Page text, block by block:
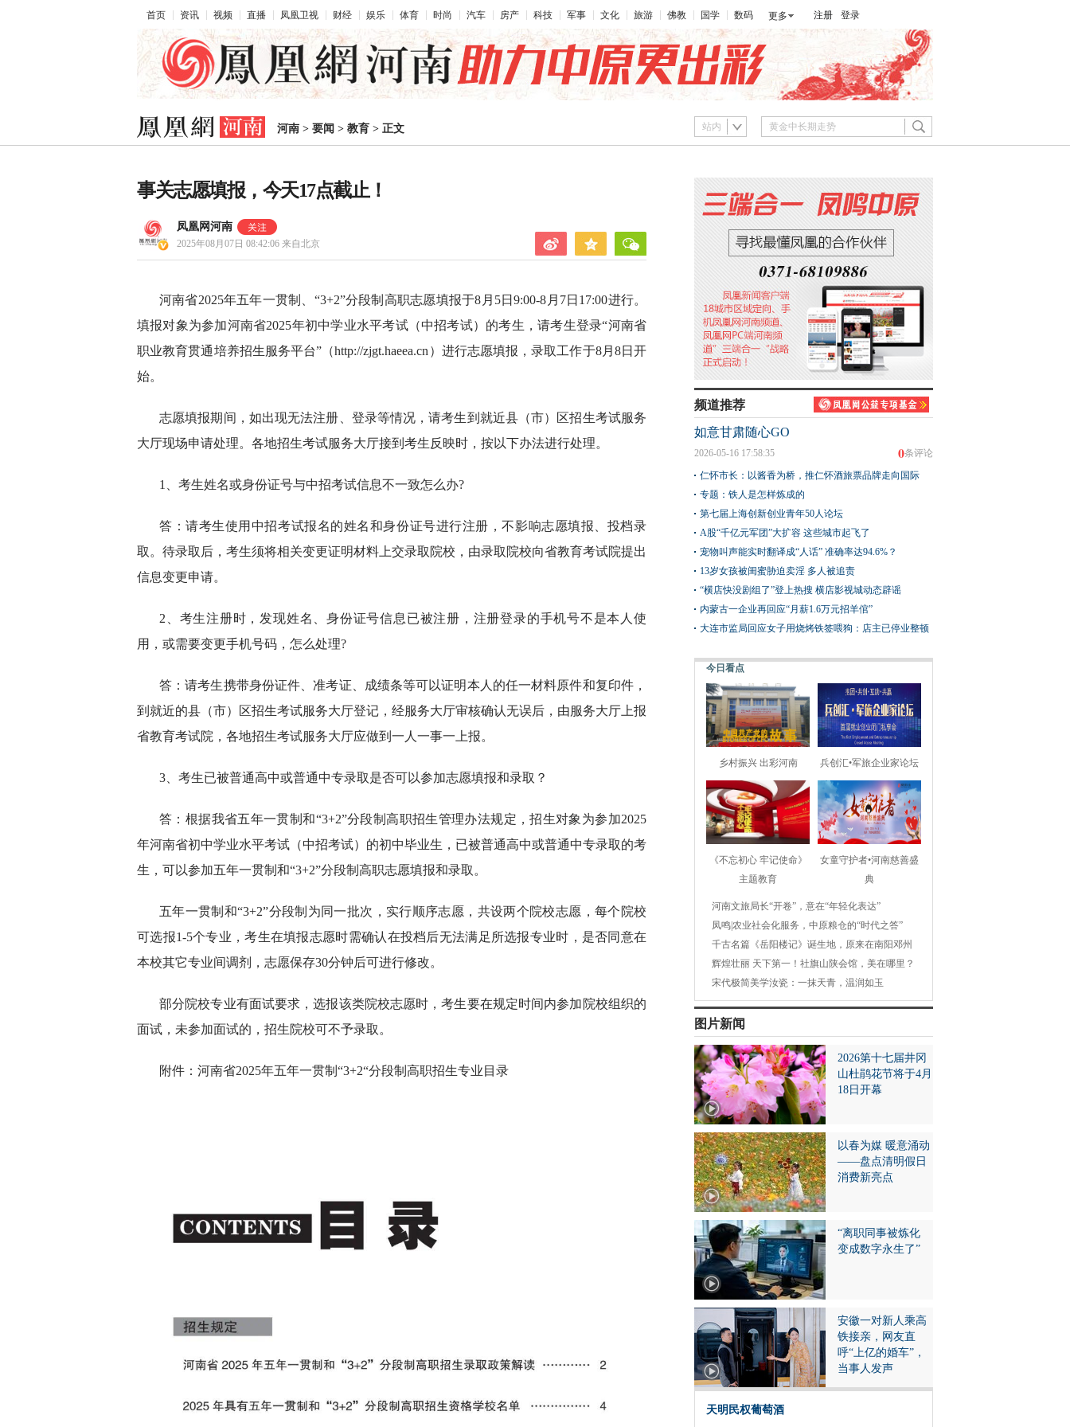
首页 资讯 视频 直播 凤凰卫视 财经 娱乐 体育 时尚 汽车 房产 科技 军事 文化 旅游 佛教 国学 数码 更多 注册 登录
河南 > 要闻 > 教育 > 正文 站内
事关志愿填报，今天17点截止！
凤凰网河南
2025年08月07日 08:42:06 来自北京
河南省2025年五年一贯制、“3+2”分段制高职志愿填报于8月5日9:00-8月7日17:00进行。
填报对象为参加河南省2025年初中学业水平考试（中招考试）的考生，请考生登录“河南省
职业教育贯通培养招生服务平台”（http://zjgt.haeea.cn）进行志愿填报，录取工作于8月8日开
始。
志愿填报期间，如出现无法注册、登录等情况，请考生到就近县（市）区招生考试服务
大厅现场申请处理。各地招生考试服务大厅接到考生反映时，按以下办法进行处理。
1、考生姓名或身份证号与中招考试信息不一致怎么办?
答：请考生使用中招考试报名的姓名和身份证号进行注册，不影响志愿填报、投档录
取。待录取后，考生须将相关变更证明材料上交录取院校，由录取院校向省教育考试院提出
信息变更申请。
2、考生注册时，发现姓名、身份证号信息已被注册，注册登录的手机号不是本人使
用，或需要变更手机号码，怎么处理?
答：请考生携带身份证件、准考证、成绩条等可以证明本人的任一材料原件和复印件，
到就近的县（市）区招生考试服务大厅登记，经服务大厅审核确认无误后，由服务大厅上报
省教育考试院，各地招生考试服务大厅应做到一人一事一上报。
3、考生已被普通高中或普通中专录取是否可以参加志愿填报和录取？
答：根据我省五年一贯制和“3+2”分段制高职招生管理办法规定，招生对象为参加2025
年河南省初中学业水平考试（中招考试）的初中毕业生，已被普通高中或普通中专录取的考
生，可以参加五年一贯制和“3+2”分段制高职志愿填报和录取。
五年一贯制和“3+2”分段制为同一批次，实行顺序志愿，共设两个院校志愿，每个院校
可选报1-5个专业，考生在填报志愿时需确认在投档后无法满足所选报专业时，是否同意在
本校其它专业间调剂，志愿保存30分钟后可进行修改。
部分院校专业有面试要求，选报该类院校志愿时，考生要在规定时间内参加院校组织的
面试，未参加面试的，招生院校可不予录取。
附件：河南省2025年五年一贯制“3+2“分段制高职招生专业目录
频道推荐
如意甘肃随心GO
0条评论
2026-05-16 17:58:35
仁怀市长：以酱香为桥，推仁怀酒旅票品牌走向国际
专题：铁人是怎样炼成的
第七届上海创新创业青年50人论坛
A股“千亿元军团”大扩容 这些城市起飞了
宠物叫声能实时翻译成“人话” 准确率达94.6%？
13岁女孩被闺蜜胁迫卖淫 多人被追责
“横店快没剧组了”登上热搜 横店影视城动态辟谣
内蒙古一企业再回应“月薪1.6万元招羊倌”
大连市监局回应女子用烧烤铁签喂狗：店主已停业整顿
今日看点
乡村振兴 出彩河南 兵创汇•军旅企业家论坛
《不忘初心 牢记使命》
主题教育
女童守护者•河南慈善盛
典
河南文旅局长“开卷”，意在“年轻化表达”
凤鸣|农业社会化服务，中原粮仓的“时代之答”
千古名篇《岳阳楼记》诞生地，原来在南阳邓州
辉煌壮丽 天下第一！社旗山陕会馆，美在哪里？
宋代极简美学汝瓷：一抹天青，温润如玉
图片新闻
2026第十七届井冈
山杜鹃花节将于4月
18日开幕
以春为媒 暖意涌动
——盘点清明假日
消费新亮点
“离职同事被炼化
变成数字永生了”
安徽一对新人乘高
铁接亲，网友直
呼“上亿的婚车”，
当事人发声
天明民权葡萄酒